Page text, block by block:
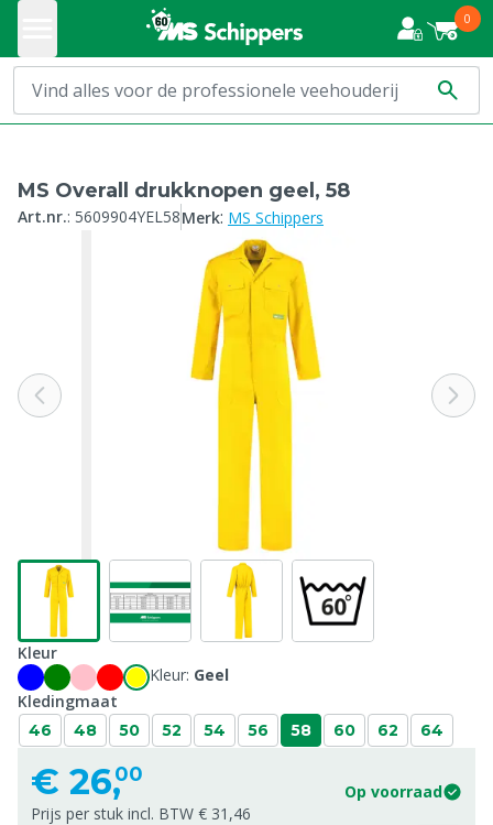
0
MS Overall drukknopen geel, 58
Art.nr.: 5609904YEL58Merk: MS Schippers
Kleur
Kleur: Geel
Kledingmaat
46 48 50 52 54 56 58 60 62 64
€ 26,00
Op voorraad
Prijs per stuk incl. BTW € 31,46